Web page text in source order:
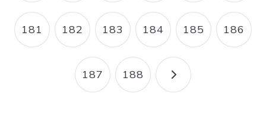
PAGE
181 PAGE
182 PAGE
183 PAGE
184 PAGE
185 PAGE
186
PAGE
187 PAGE
188 PAGE